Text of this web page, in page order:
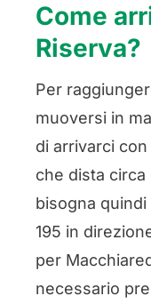
Come
Riserva?
Per
muoversi in
di arrivarci
che dista
bisogna
195 in
per
necessario